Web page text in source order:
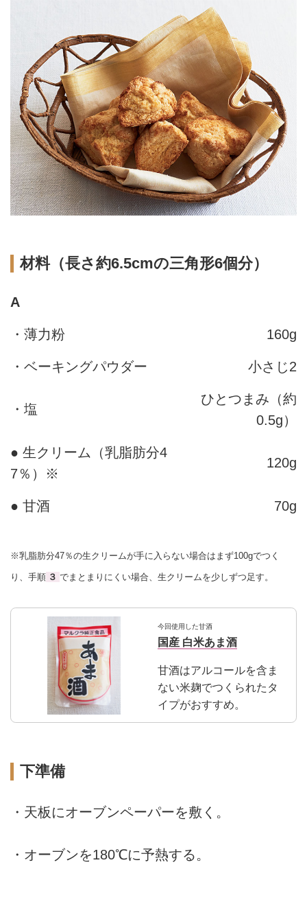
材料（長さ約6.5cmの三角形6個分）
A
・薄力粉 160g
・ベーキングパウダー 小さじ2
・塩
ひとつまみ（約
0.5g）
● 生クリーム（乳脂肪分4
7％）※
120g
● 甘酒 70g
※乳脂肪分47％の生クリームが手に入らない場合はまず100gでつく
り、手順 ３ でまとまりにくい場合、生クリームを少しずつ足す。
今回使用した甘酒
国産 白米あま酒
甘酒はアルコールを含ま
ない米麹でつくられたタ
イプがおすすめ。
下準備
・天板にオーブンペーパーを敷く。
・オーブンを180℃に予熱する。